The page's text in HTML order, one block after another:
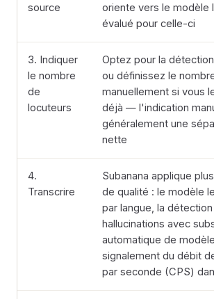
source
oriente vers le modèle
évalué pour celle-ci
3. Indiquer
le nombre
de
locuteurs
Optez pour la
ou définissez le
manuellement si vous
déjà — l'indication
généralement une
nette
4.
Transcrire
Subanana applique
de qualité : le modèle
par langue, la
hallucinations avec
automatique de
signalement du débit
par seconde (CPS)